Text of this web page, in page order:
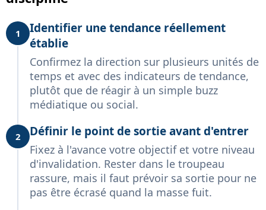
1
Identifier une tendance réellement
établie
Confirmez la direction sur plusieurs unités de
temps et avec des indicateurs de tendance,
plutôt que de réagir à un simple buzz
médiatique ou social.
2 Définir le point de sortie avant d'entrer
Fixez à l'avance votre objectif et votre niveau
d'invalidation. Rester dans le troupeau
rassure, mais il faut prévoir sa sortie pour ne
pas être écrasé quand la masse fuit.